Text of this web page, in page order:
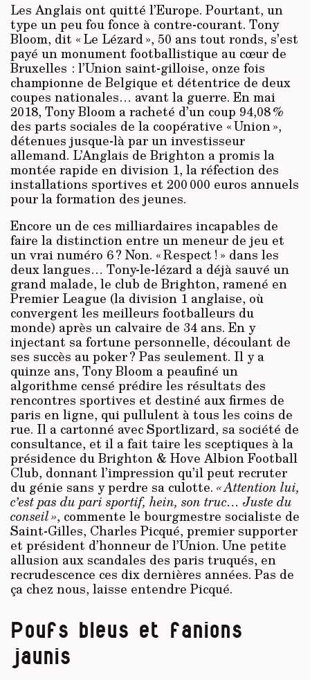
Les Anglais ont quitté l’Europe. Pourtant, un
type un peu fou fonce à contre-courant. Tony
Bloom, dit « Le Lézard », 50 ans tout ronds, s’est
payé un monument footballistique au cœur de
Bruxelles : l’Union saint-gilloise, onze fois
championne de Belgique et détentrice de deux
coupes nationales… avant la guerre. En mai
2018, Tony Bloom a racheté d’un coup 94,08 %
des parts sociales de la coopérative « Union »,
détenues jusque-là par un investisseur
allemand. L’Anglais de Brighton a promis la
montée rapide en division 1, la réfection des
installations sportives et 200 000 euros annuels
pour la formation des jeunes.
Encore un de ces milliardaires incapables de
faire la distinction entre un meneur de jeu et
un vrai numéro 6 ? Non. « Respect ! » dans les
deux langues… Tony-le-lézard a déjà sauvé un
grand malade, le club de Brighton, ramené en
Premier League (la division 1 anglaise, où
convergent les meilleurs footballeurs du
monde) après un calvaire de 34 ans. En y
injectant sa fortune personnelle, découlant de
ses succès au poker ? Pas seulement. Il y a
quinze ans, Tony Bloom a peaufiné un
algorithme censé prédire les résultats des
rencontres sportives et destiné aux firmes de
paris en ligne, qui pullulent à tous les coins de
rue. Il a cartonné avec Sportlizard, sa société de
consultance, et il a fait taire les sceptiques à la
présidence du Brighton & Hove Albion Football
Club, donnant l’impression qu’il peut recruter
du génie sans y perdre sa culotte. « Attention lui,
c’est pas du pari sportif, hein, son truc… Juste du
conseil », commente le bourgmestre socialiste de
Saint-Gilles, Charles Picqué, premier supporter
et président d’honneur de l’Union. Une petite
allusion aux scandales des paris truqués, en
recrudescence ces dix dernières années. Pas de
ça chez nous, laisse entendre Picqué.
Poufs bleus et fanions
jaunis